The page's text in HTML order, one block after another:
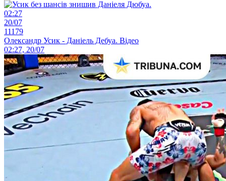
02:27
20/07
11179
Олександр Усик - Даніель Дебуа. Відео
02:27, 20/07